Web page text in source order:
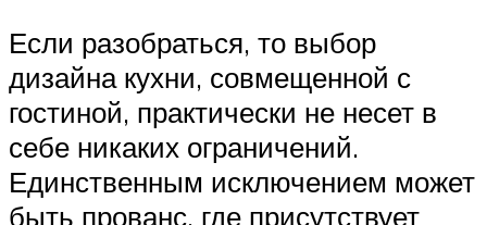
Если разобраться, то выбор
дизайна кухни, совмещенной с
гостиной, практически не несет в
себе никаких ограничений.
Единственным исключением может
быть прованс, где присутствует